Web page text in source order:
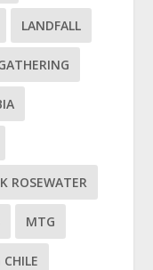
LANDFALL
ROSEWATER
MTG